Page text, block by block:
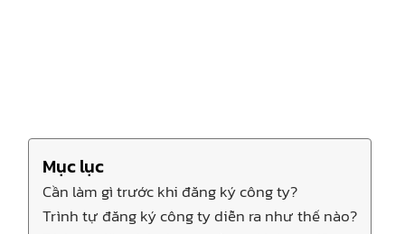
Mục lục
Cần làm gì trước khi đăng ký công ty?
Trình tự đăng ký công ty diễn ra như thế nào?